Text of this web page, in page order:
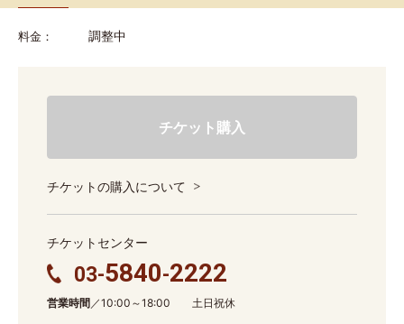
料金 調整中
チケット購入
チケットの購入について
チケットセンター
03-5840-2222
営業時間 ／10:00～18:00 土日祝休